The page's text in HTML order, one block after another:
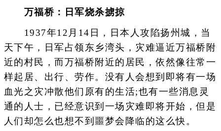
万福桥：日军烧杀掳掠
1937年12月14日，日本人攻陷扬州城，当
天下午，日军占领东乡湾头，灾难逼近万福桥附
近的村民，而万福桥附近的居民，依然像往常一
样起居、出行、劳作。没有人会想到即将有一场
血光之灾冲散他们原有的生活;也有一些消息灵
通的人士，已经意识到一场灾难即将开始，但是
人们却怎么也想不到噩梦会降临的这么快。